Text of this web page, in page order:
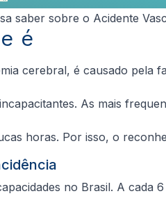
saber sobre o Acidente
é
cerebral, é causado pela
As mais
horas. Por isso, o
no Brasil. A cada